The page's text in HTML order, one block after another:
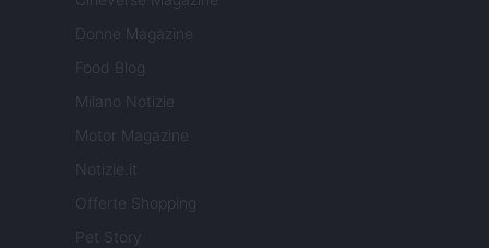
Donne Magazine
Food Blog
Milano Notizie
Motor Magazine
Notizie.it
Offerte Shopping
Pet Story